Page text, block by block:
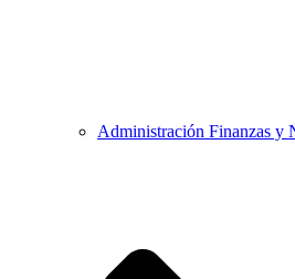
Administración Finanzas y